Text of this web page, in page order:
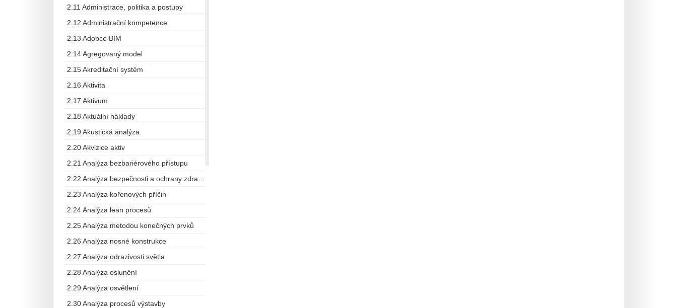
2.11 Administrace, politika a postupy
2.12 Administrační kompetence
2.13 Adopce BIM
2.14 Agregovaný model
2.15 Akreditační systém
2.16 Aktivita
2.17 Aktivum
2.18 Aktuální náklady
2.19 Akustická analýza
2.20 Akvizice aktiv
2.21 Analýza bezbariérového přístupu
2.23 Analýza kořenových příčin
2.24 Analýza lean procesů
2.25 Analýza metodou konečných prvků
2.26 Analýza nosné konstrukce
2.27 Analýza odrazivosti světla
2.28 Analýza oslunění
2.29 Analýza osvětlení
2.30 Analýza procesů výstavby